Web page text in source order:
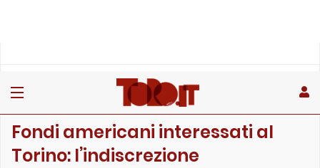
Fondi americani interessati al
Torino: l’indiscrezione